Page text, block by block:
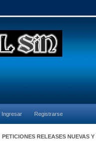
Ingresar Registrarse
PETICIONES RELEASES NUEVAS